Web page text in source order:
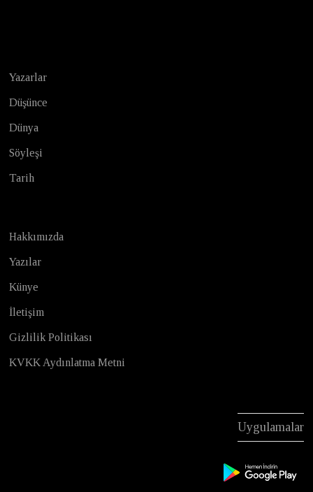
Yazarlar
Düşünce
Dünya
Söyleşi
Tarih
Hakkımızda
Yazılar
Künye
İletişim
Gizlilik Politikası
KVKK Aydınlatma Metni
Uygulamalar